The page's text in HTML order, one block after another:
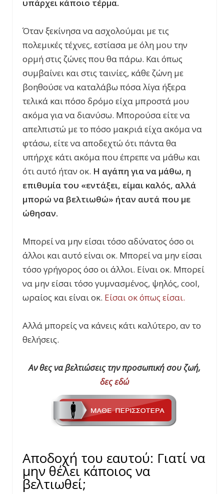
υπάρχει κάποιο τέρμα.
Όταν ξεκίνησα να ασχολούμαι με τις
πολεμικές τέχνες, εστίασα με όλη μου την
ορμή στις ζώνες που θα πάρω. Και όπως
συμβαίνει και στις ταινίες, κάθε ζώνη με
βοηθούσε να καταλάβω πόσα λίγα ήξερα
τελικά και πόσο δρόμο είχα μπροστά μου
ακόμα για να διανύσω. Μπορούσα είτε να
απελπιστώ με το πόσο μακριά είχα ακόμα να
φτάσω, είτε να αποδεχτώ ότι πάντα θα
υπήρχε κάτι ακόμα που έπρεπε να μάθω και
ότι αυτό ήταν οκ. Η αγάπη για να μάθω, η
επιθυμία του «εντάξει, είμαι καλός, αλλά
μπορώ να βελτιωθώ» ήταν αυτά που με
ώθησαν.
Μπορεί να μην είσαι τόσο αδύνατος όσο οι
άλλοι και αυτό είναι οκ. Μπορεί να μην είσαι
τόσο γρήγορος όσο οι άλλοι. Είναι οκ. Μπορεί
να μην είσαι τόσο γυμνασμένος, ψηλός, cool,
ωραίος και είναι οκ. Είσαι οκ όπως είσαι.
Αλλά μπορείς να κάνεις κάτι καλύτερο, αν το
θελήσεις.
Αν θες να βελτιώσεις την προσωπική σου ζωή,
δες εδώ
Αποδοχή του εαυτού: Γιατί να
μην θέλει κάποιος να
βελτιωθεί;